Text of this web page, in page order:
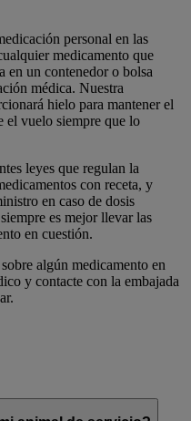
personal en las
medicamento que
en un contenedor o bolsa
médica. Nuestra
hielo para mantener el
el vuelo siempre que lo
leyes que regulan la
con receta, y
en caso de dosis
es mejor llevar las
en cuestión.
algún medicamento en
y contacte con la embajada